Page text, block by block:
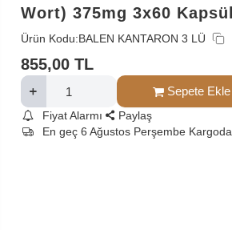
Wort) 375mg 3x60 Kapsül
Ürün Kodu:BALEN KANTARON 3 LÜ
855,00 TL
Sepete Ekle
Fiyat Alarmı
Paylaş
En geç 6 Ağustos Perşembe Kargoda